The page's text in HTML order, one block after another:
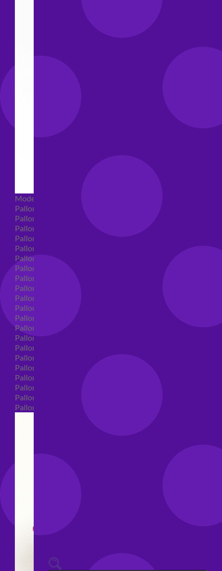
Modellabili
Palloncini mongolfiera in lattice
Palloncini Mini Shape
Palloncini Shape
Palloncini nascita shape
Palloncini Battesimo shape
Palloncini Altre Ricorrenze Shape
Palloncini primo compleanno shape
Palloncini Animali Shape
Palloncini Personaggi shape
Palloncini comunione shape
Palloncini Cresima shape
Palloncini laurea shape
Palloncini compleanno shape
Palloncini 18 anni shape
Palloncini 30 anni shape
Palloncini 40 anni shape
Palloncini 50 anni shape
Palloncini 60/70/80/90/100 anni shape
Palloncini Matrimonio shape
Palloncini Anniversario shape
Palloncini generici shape